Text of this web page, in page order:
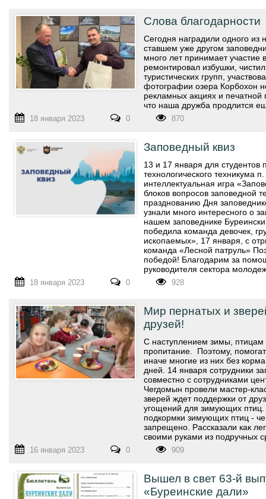
Слова благодарности
Сегодня наградили одного из
ставшем уже другом
много лет принимает участие
ремонтировал избушки,
туристических групп,
фотографии озера Корбохон
рекламных акциях и
что наша дружба продлится
18 января 2023 0 870
Заповедный квиз
13 и 17 января для студентов
технологического техникума
интеллектуальная игра
блоков вопросов заповедной
празднованию Дня
узнали много интересного о
нашем заповеднике
победила команда девочек,
ископаемых», 17 января, с
команда «Лесной патруль»
победой! Благодарим за
руководителя сектора
18 января 2023 0 928
Мир пернатых и
друзей!
С наступлением зимы, птицам
пропитание. Поэтому,
иначе многие из них без
дней. 14 января сотрудники
совместно с сотрудниками
Чегдомын провели мастер-
зверей ждет поддержки от
угощений для зимующих
подкормки зимующих птиц -
запрещено. Рассказали как
своими руками из подручных
16 января 2023 0 909
Вышел в свет 63-й
«Буреинские дали»